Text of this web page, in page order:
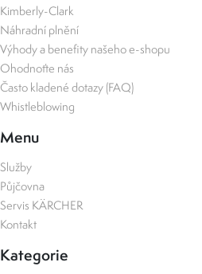
Kimberly-Clark
Náhradní plnění
Výhody a benefity našeho e-shopu
Ohodnoťte nás
Často kladené dotazy (FAQ)
Whistleblowing
Menu
Služby
Půjčovna
Servis KÄRCHER
Kontakt
Kategorie